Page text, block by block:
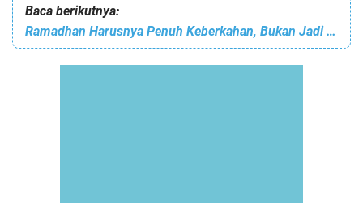
Baca berikutnya:
Ramadhan Harusnya Penuh Keberkahan, Bukan Jadi Ajang Kebut-Kebutan & Bahaya di Jalan